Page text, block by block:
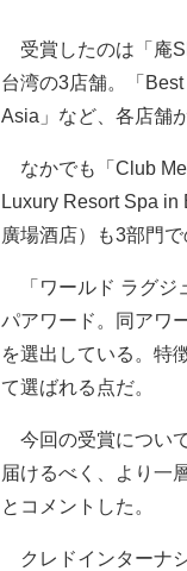
受賞したのは「庵
台湾の3店舗。「
Asia」など、各店舗
なかでも「Club
Luxury Resort Spa
廣場酒店）も3部門で
「ワールド ラグジ
パアワード。同アワ
を選出している。特
て選ばれる点だ。
今回の受賞につい
届けるべく、より一
とコメントした。
クレドインターナ